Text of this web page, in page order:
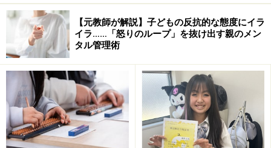
「自分への愛」の不足は、完璧主義の目安に
子育てのほど良い手抜きの匙加減とは？
【元教師が解説】子どもの反抗的な態度にイラ
イラ……「怒りのループ」を抜け出す親のメン
タル管理術